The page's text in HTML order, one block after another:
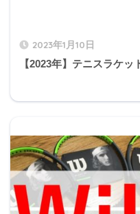
2023年1月10日
【2023年】テニスラケ